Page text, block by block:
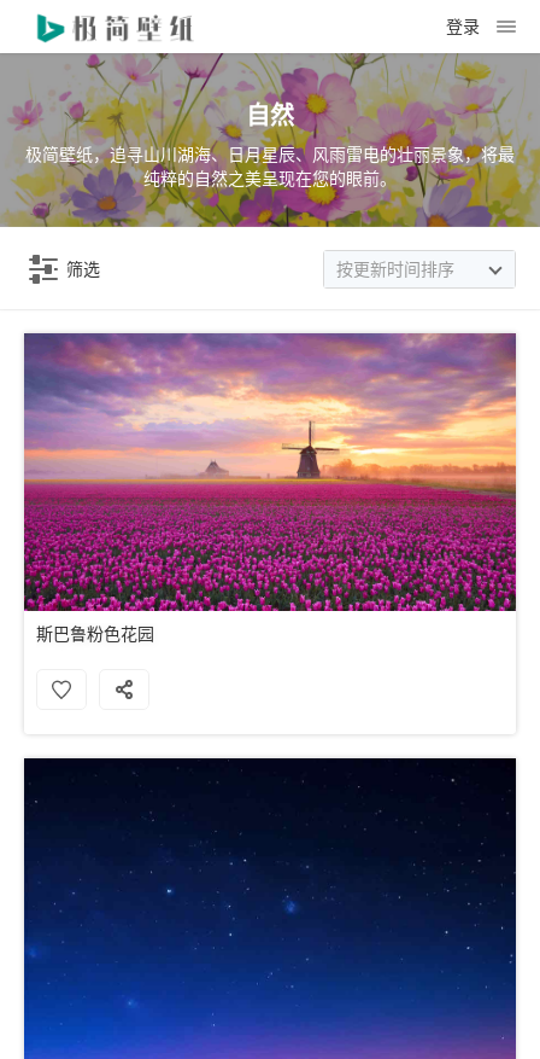
登录
自然
极简壁纸，追寻山川湖海、日月星辰、风雨雷电的壮丽景象，将最
纯粹的自然之美呈现在您的眼前。
筛选 按更新时间排序
斯巴鲁粉色花园